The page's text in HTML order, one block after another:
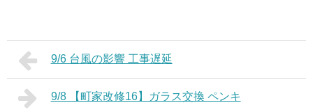
9/6 台風の影響 工事遅延
9/8 【町家改修16】ガラス交換 ペンキ